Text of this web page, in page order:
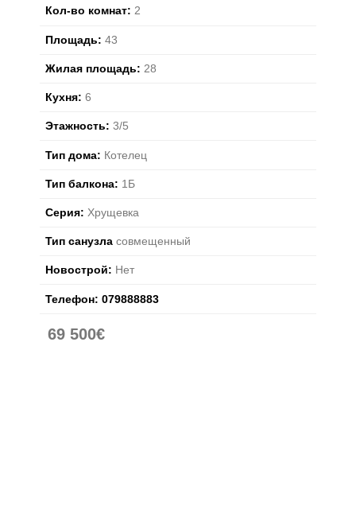
Кол-во комнат: 2
Площадь: 43
Жилая площадь: 28
Кухня: 6
Этажность: 3/5
Тип дома: Котелец
Тип балкона: 1Б
Серия: Хрущевка
Тип санузла совмещенный
Новострой: Нет
Телефон: 079888883
69 500€